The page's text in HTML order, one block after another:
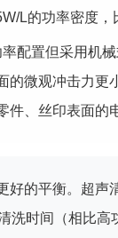
L的功率密度，
配置但采用机
的微观冲击力更
、丝印表面的
好的平衡。超声
洗时间（相比高